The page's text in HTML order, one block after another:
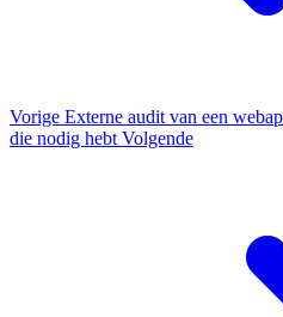
Vorige Externe audit van een
die nodig hebt Volgende